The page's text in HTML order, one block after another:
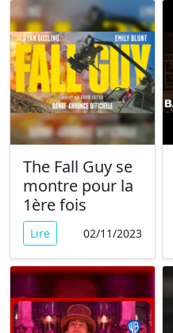
The Fall Guy se
montre pour la
1ère fois
Lire 02/11/2023